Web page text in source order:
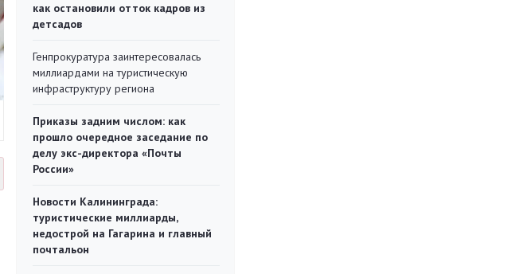
как остановили отток кадров из
детсадов
Генпрокуратура заинтересовалась
миллиардами на туристическую
инфраструктуру региона
Приказы задним числом: как
прошло очередное заседание по
делу экс-директора «Почты
России»
Новости Калининграда:
туристические миллиарды,
недострой на Гагарина и главный
почтальон